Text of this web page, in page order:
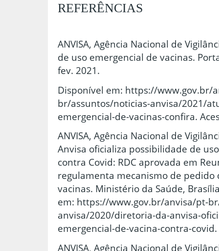
REFERÊNCIAS
ANVISA, Agência Nacional de
de uso emergencial de vacinas.
fev. 2021.
Disponível em: https://www.gov.br/
br/assuntos/noticias-anvisa/2021/
emergencial-de-vacinas-confira.
ANVISA, Agência Nacional de
Anvisa oficializa possibilidade de
contra Covid: RDC aprovada em
regulamenta mecanismo de pedido
vacinas. Ministério da Saúde,
em: https://www.gov.br/anvisa/pt-
anvisa/2020/diretoria-da-anvisa-
emergencial-de-vacina-contra-
ANVISA, Agência Nacional de